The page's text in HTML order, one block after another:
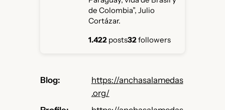
de Colombia”, Julio
Cortázar.
1.422posts32followers
Blog https://anchasalamedas
.org/